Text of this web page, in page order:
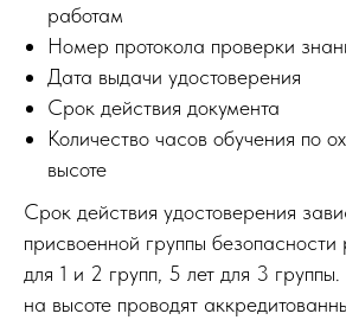
работам
Номер протокола проверки
Дата выдачи удостоверения
Срок действия документа
Количество часов обучения по
высоте
Срок действия удостоверения
присвоенной группы
для 1 и 2 групп, 5 лет для 3
на высоте проводят